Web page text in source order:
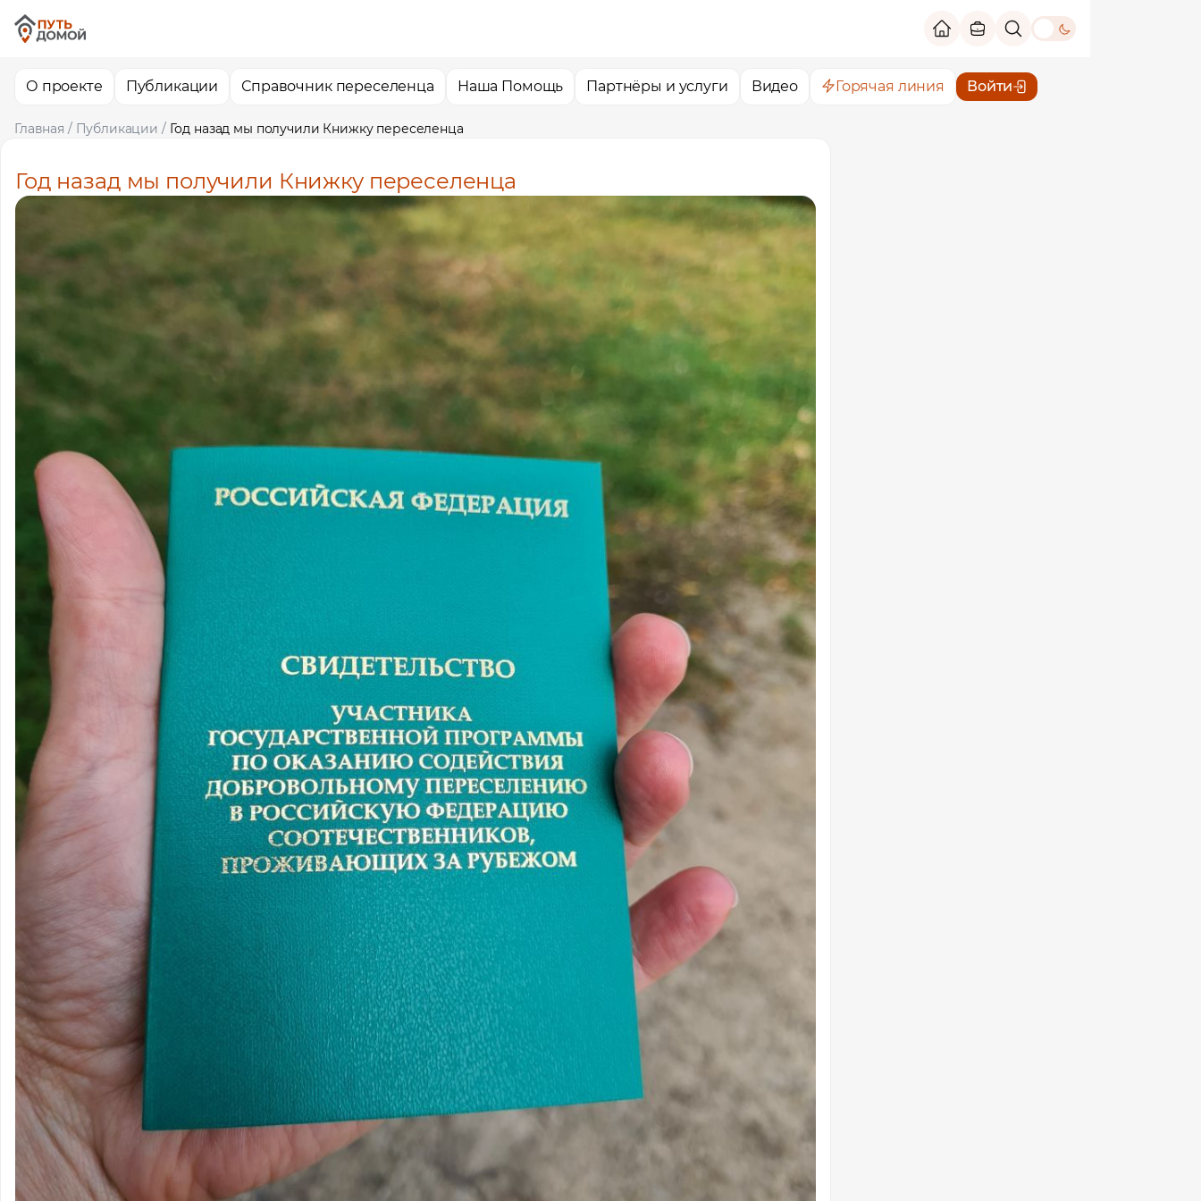
theme switch
О проекте Публикации Справочник переселенца Наша Помощь Партнёры и услуги Видео Горячая линия Войти
Главная / Публикации / Год назад мы получили Книжку переселенца
Год назад мы получили Книжку переселенца